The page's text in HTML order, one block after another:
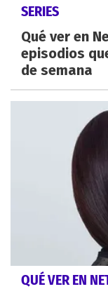
SERIES
Qué ver en
episodios
de semana
QUÉ VER EN